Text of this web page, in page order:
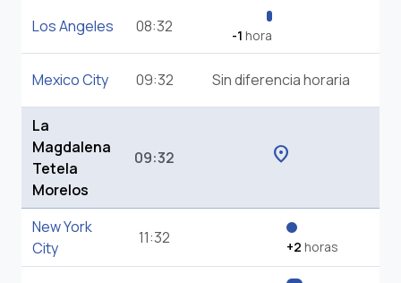
Los Angeles 08:32 -1 hora
Mexico City 09:32 Sin diferencia horaria
La
Magdalena
Tetela
Morelos
09:32 location_on
New York
City
11:32 +2 horas